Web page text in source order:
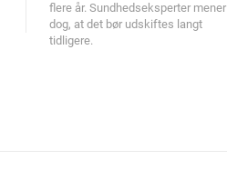
flere år. Sundhedseksperter mener
dog, at det bør udskiftes langt
tidligere.